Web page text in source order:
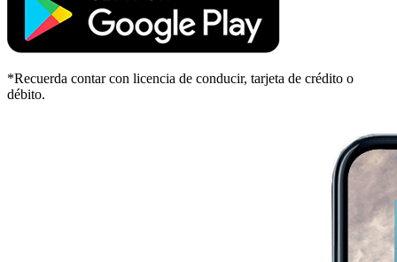
*Recuerda contar con licencia de conducir, tarjeta de crédito o
débito.